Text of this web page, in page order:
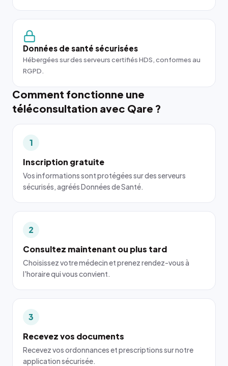
Données de santé sécurisées
Hébergées sur des serveurs certifiés HDS, conformes au
RGPD.
Comment fonctionne une
téléconsultation avec Qare ?
1
Inscription gratuite
Vos informations sont protégées sur des serveurs
sécurisés, agréés Données de Santé.
2
Consultez maintenant ou plus tard
Choisissez votre médecin et prenez rendez-vous à
l'horaire qui vous convient.
3
Recevez vos documents
Recevez vos ordonnances et prescriptions sur notre
application sécurisée.